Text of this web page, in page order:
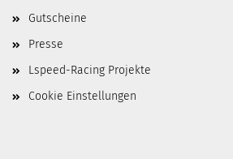
Gutscheine
Presse
Lspeed-Racing Projekte
Cookie Einstellungen